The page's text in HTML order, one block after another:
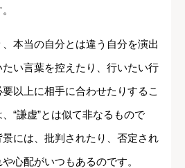
本当の自分とは違う自分を演出
い言葉を控えたり、行いたい行
以上に相手に合わせたりするこ
“謙虚”とは似て非なるもので
には、批判されたり、否定され
心配がいつもあるのです。